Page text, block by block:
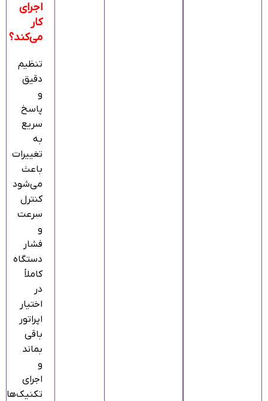
اجرای
کار
می‌کند؟
تنظیم
دقیق
و
پاسخ
سریع
به
تغییرات
باعث
می‌شود
کنترل
سرعت
و
فشار
دستگاه
کاملاً
در
اختیار
اپراتور
باقی
بماند
و
اجرای
تکنیک‌ها